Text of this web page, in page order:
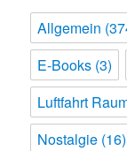
Allgemein
E-Books (3)
Luftfahrt
Nostalgie (16)